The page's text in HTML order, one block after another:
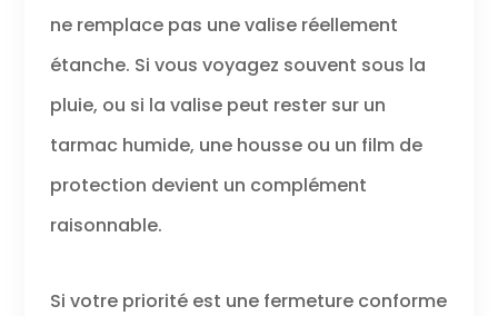
ne remplace pas une valise réellement
étanche. Si vous voyagez souvent sous la
pluie, ou si la valise peut rester sur un
tarmac humide, une housse ou un film de
protection devient un complément
raisonnable.
Si votre priorité est une fermeture conforme